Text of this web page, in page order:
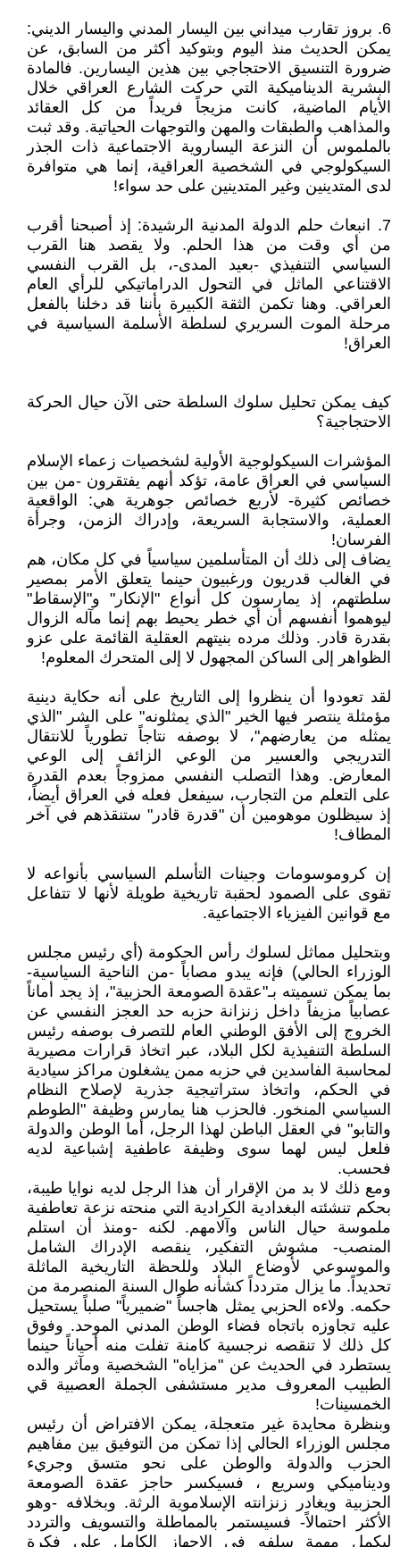
6. بروز تقارب ميداني بين اليسار المدني واليسار الديني:
يمكن الحديث منذ اليوم وبتوكيد أكثر من السابق، عن
ضرورة التنسيق الاحتجاجي بين هذين اليسارين. فالمادة
البشرية الديناميكية التي حركت الشارع العراقي خلال
الأيام الماضية، كانت مزيجاً فريداً من كل العقائد
والمذاهب والطبقات والمهن والتوجهات الحياتية. وقد ثبت
بالملموس أن النزعة اليساروية الاجتماعية ذات الجذر
السيكولوجي في الشخصية العراقية، إنما هي متوافرة
لدى المتدينين وغير المتدينين على حد سواء!
7. انبعاث حلم الدولة المدنية الرشيدة: إذ أصبحنا أقرب
من أي وقت من هذا الحلم. ولا يقصد هنا القرب
السياسي التنفيذي -بعيد المدى-، بل القرب النفسي
الاقتناعي الماثل في التحول الدراماتيكي للرأي العام
العراقي. وهنا تكمن الثقة الكبيرة بأننا قد دخلنا بالفعل
مرحلة الموت السريري لسلطة الأسلمة السياسية في
العراق!
كيف يمكن تحليل سلوك السلطة حتى الآن حيال الحركة
الاحتجاجية؟
المؤشرات السيكولوجية الأولية لشخصيات زعماء الإسلام
السياسي في العراق عامة، تؤكد أنهم يفتقرون -من بين
خصائص كثيرة- لأربع خصائص جوهرية هي: الواقعية
العملية، والاستجابة السريعة، وإدراك الزمن، وجرأة
الفرسان!
يضاف إلى ذلك أن المتأسلمين سياسياً في كل مكان، هم
في الغالب قدريون ورغبيون حينما يتعلق الأمر بمصير
سلطتهم، إذ يمارسون كل أنواع "الإنكار" و"الإسقاط"
ليوهموا أنفسهم أن أي خطر يحيط بهم إنما مآله الزوال
بقدرة قادر. وذلك مرده بنيتهم العقلية القائمة على عزو
الظواهر إلى الساكن المجهول لا إلى المتحرك المعلوم!
لقد تعودوا أن ينظروا إلى التاريخ على أنه حكاية دينية
مؤمثلة ينتصر فيها الخير "الذي يمثلونه" على الشر "الذي
يمثله من يعارضهم"، لا بوصفه نتاجاً تطورياً للانتقال
التدريجي والعسير من الوعي الزائف إلى الوعي
المعارض. وهذا التصلب النفسي ممزوجاً بعدم القدرة
على التعلم من التجارب، سيفعل فعله في العراق أيضاً،
إذ سيظلون موهومين أن "قدرة قادر" ستنقذهم في آخر
المطاف!
إن كروموسومات وجينات التأسلم السياسي بأنواعه لا
تقوى على الصمود لحقبة تاريخية طويلة لأنها لا تتفاعل
مع قوانين الفيزياء الاجتماعية.
وبتحليل مماثل لسلوك رأس الحكومة (أي رئيس مجلس
الوزراء الحالي) فإنه يبدو مصاباً -من الناحية السياسية-
بما يمكن تسميته بـ"عقدة الصومعة الحزبية"، إذ يجد أماناً
عصابياً مزيفاً داخل زنزانة حزبه حد العجز النفسي عن
الخروج إلى الأفق الوطني العام للتصرف بوصفه رئيس
السلطة التنفيذية لكل البلاد، عبر اتخاذ قرارات مصيرية
لمحاسبة الفاسدين في حزبه ممن يشغلون مراكز سيادية
في الحكم، واتخاذ ستراتيجية جذرية لإصلاح النظام
السياسي المنخور. فالحزب هنا يمارس وظيفة "الطوطم
والتابو" في العقل الباطن لهذا الرجل، أما الوطن والدولة
فلعل ليس لهما سوى وظيفة عاطفية إشباعية لديه
فحسب.
ومع ذلك لا بد من الإقرار أن هذا الرجل لديه نوايا طيبة،
بحكم تنشئته البغدادية الكرادية التي منحته نزعة تعاطفية
ملموسة حيال الناس وآلامهم. لكنه -ومنذ أن استلم
المنصب- مشوش التفكير، ينقصه الإدراك الشامل
والموسوعي لأوضاع البلاد وللحظة التاريخية الماثلة
تحديداً. ما يزال متردداً كشأنه طوال السنة المنصرمة من
حكمه. ولاءه الحزبي يمثل هاجساً "ضميرياً" صلباً يستحيل
عليه تجاوزه باتجاه فضاء الوطن المدني الموحد. وفوق
كل ذلك لا تنقصه نرجسية كامنة تفلت منه أحياناً حينما
يستطرد في الحديث عن "مزاياه" الشخصية ومآثر والده
الطبيب المعروف مدير مستشفى الجملة العصبية قي
الخمسينات!
وبنظرة محايدة غير متعجلة، يمكن الافتراض أن رئيس
مجلس الوزراء الحالي إذا تمكن من التوفيق بين مفاهيم
الحزب والدولة والوطن على نحو متسق وجريء
وديناميكي وسريع ، فسيكسر حاجز عقدة الصومعة
الحزبية ويغادر زنزانته الإسلاموية الرثة. وبخلافه -وهو
الأكثر احتمالاً- فسيستمر بالمماطلة والتسويف والتردد
ليكمل مهمة سلفه في الإجهاز الكامل على فكرة